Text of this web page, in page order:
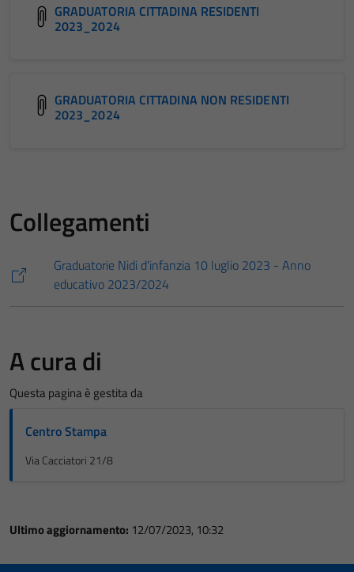
GRADUATORIA CITTADINA RESIDENTI
2023_2024
GRADUATORIA CITTADINA NON RESIDENTI
2023_2024
Collegamenti
Graduatorie Nidi d'infanzia 10 luglio 2023 - Anno
educativo 2023/2024
A cura di
Questa pagina è gestita da
Centro Stampa
Via Cacciatori 21/8
Ultimo aggiornamento: 12/07/2023, 10:32